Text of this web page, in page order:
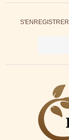
S'ENREGISTRER